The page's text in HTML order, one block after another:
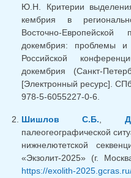
Ю.Н. Критерии
кембрия в
Восточно-
докембрия: проблемы
Российской
докембрия (Санкт-
[Электронный ресурс].
978-5-6055227-0-6.
Шишлов С.Б.,
палеогеографической
нижнелютетской
«Экзолит-2025» (г.
https://exolith-